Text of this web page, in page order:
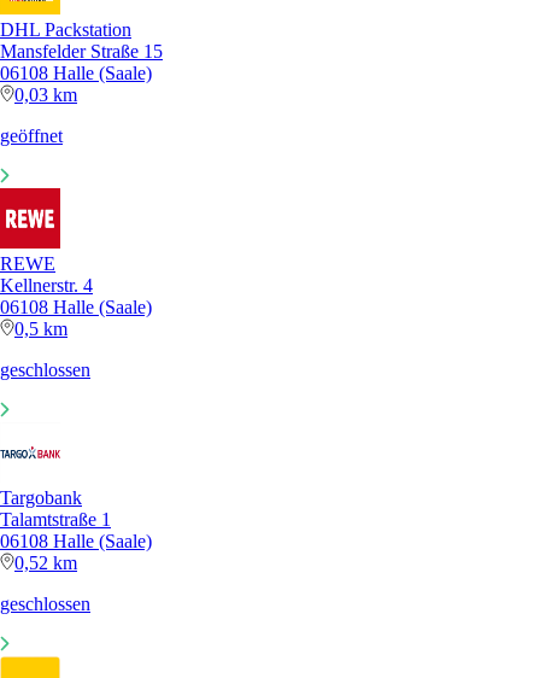
DHL Packstation
Mansfelder Straße 15
06108 Halle (Saale)
0,03 km
geöffnet
REWE
Kellnerstr. 4
06108 Halle (Saale)
0,5 km
geschlossen
Targobank
Talamtstraße 1
06108 Halle (Saale)
0,52 km
geschlossen